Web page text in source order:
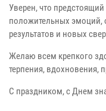
Уверен, что
положительных эмоций,
результатов и новых
Желаю всем крепкого
терпения, вдохновения,
С праздником, с Днем